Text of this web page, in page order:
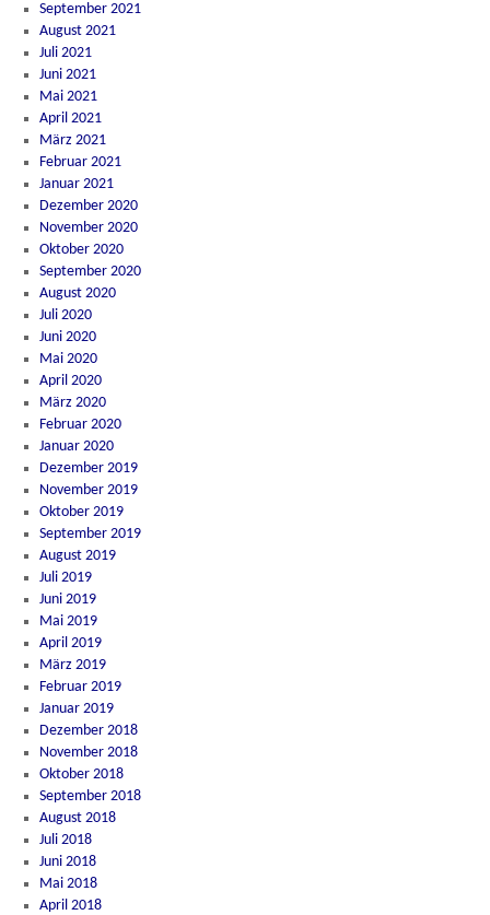
September 2021
August 2021
Juli 2021
Juni 2021
Mai 2021
April 2021
März 2021
Februar 2021
Januar 2021
Dezember 2020
November 2020
Oktober 2020
September 2020
August 2020
Juli 2020
Juni 2020
Mai 2020
April 2020
März 2020
Februar 2020
Januar 2020
Dezember 2019
November 2019
Oktober 2019
September 2019
August 2019
Juli 2019
Juni 2019
Mai 2019
April 2019
März 2019
Februar 2019
Januar 2019
Dezember 2018
November 2018
Oktober 2018
September 2018
August 2018
Juli 2018
Juni 2018
Mai 2018
April 2018